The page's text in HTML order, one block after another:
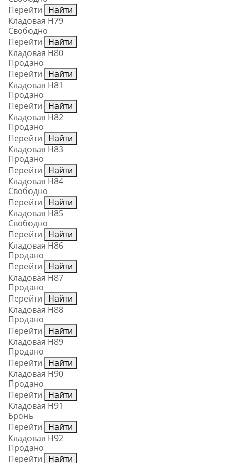
Перейти
Найти
Кладовая Н79
Свободно
Перейти
Найти
Кладовая Н80
Продано
Перейти
Найти
Кладовая Н81
Продано
Перейти
Найти
Кладовая Н82
Продано
Перейти
Найти
Кладовая Н83
Продано
Перейти
Найти
Кладовая Н84
Свободно
Перейти
Найти
Кладовая Н85
Свободно
Перейти
Найти
Кладовая Н86
Продано
Перейти
Найти
Кладовая Н87
Продано
Перейти
Найти
Кладовая Н88
Продано
Перейти
Найти
Кладовая Н89
Продано
Перейти
Найти
Кладовая Н90
Продано
Перейти
Найти
Кладовая Н91
Бронь
Перейти
Найти
Кладовая Н92
Продано
Перейти
Найти